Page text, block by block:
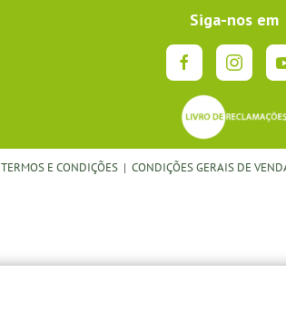
Siga-nos em
TERMOS E CONDIÇÕES | CONDIÇÕES GERAIS DE